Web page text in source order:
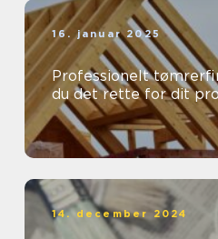
16. januar 2025
Professionelt
du det rette for dit
14. december 2024